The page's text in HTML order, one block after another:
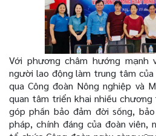
Với phương châm hướng mạnh
người lao động làm trung tâm
qua Công đoàn Nông nghiệp và
quan tâm triển khai nhiều
góp phần bảo đảm đời sống,
pháp, chính đáng của đoàn viên,